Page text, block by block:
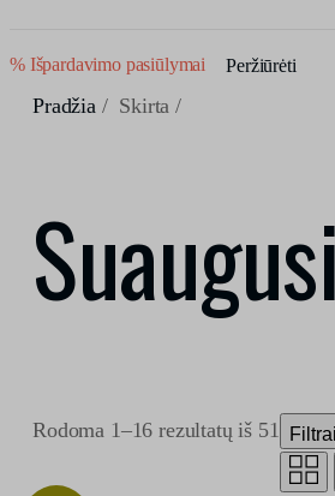
% Išpardavimo pasiūlymai Peržiūrėti
Pradžia/ Skirta /
Rodoma 1–16 rezultatų iš 51 Filtrai